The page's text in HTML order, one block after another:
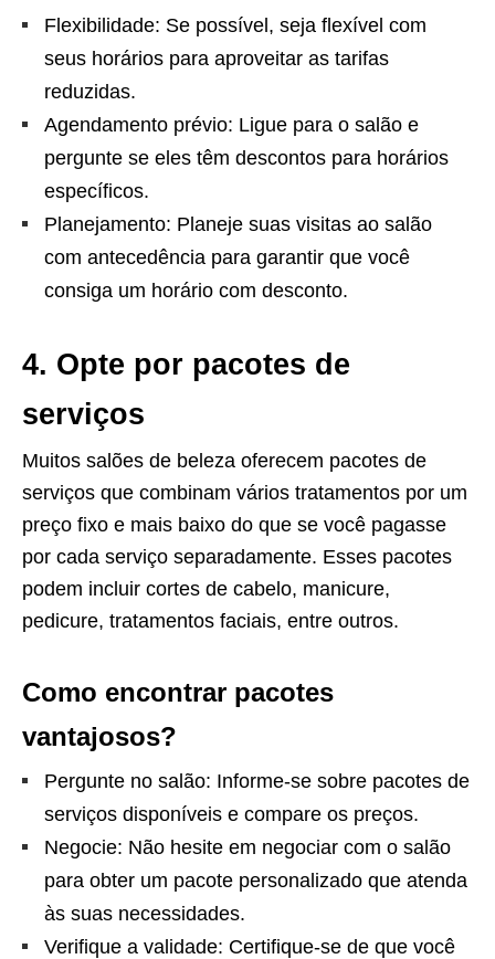
Flexibilidade: Se possível, seja flexível com
seus horários para aproveitar as tarifas
reduzidas.
Agendamento prévio: Ligue para o salão e
pergunte se eles têm descontos para horários
específicos.
Planejamento: Planeje suas visitas ao salão
com antecedência para garantir que você
consiga um horário com desconto.
4. Opte por pacotes de
serviços
Muitos salões de beleza oferecem pacotes de
serviços que combinam vários tratamentos por um
preço fixo e mais baixo do que se você pagasse
por cada serviço separadamente. Esses pacotes
podem incluir cortes de cabelo, manicure,
pedicure, tratamentos faciais, entre outros.
Como encontrar pacotes
vantajosos?
Pergunte no salão: Informe-se sobre pacotes de
serviços disponíveis e compare os preços.
Negocie: Não hesite em negociar com o salão
para obter um pacote personalizado que atenda
às suas necessidades.
Verifique a validade: Certifique-se de que você